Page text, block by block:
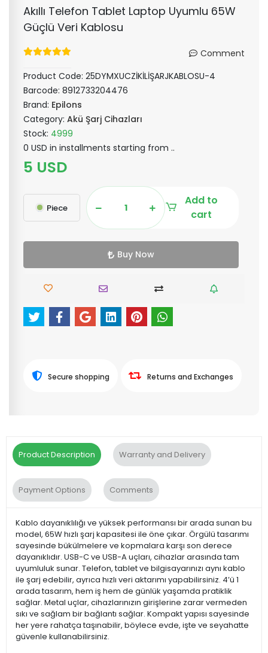
Akıllı Telefon Tablet Laptop Uyumlu 65W
Güçlü Veri Kablosu
Comment
Product Code: 25DYMXUCZİKİLİŞARJKABLOSU-4
Barcode: 8912733204476
Brand: Epilons
Category: Akü Şarj Cihazları
Stock: 4999
0 USD in installments starting from ..
5 USD
Piece
Add to
cart
Buy Now
Secure shopping Returns and Exchanges
Product Description Warranty and Delivery
Payment Options Comments
Kablo dayanıklılığı ve yüksek performansı bir arada sunan bu
model, 65W hızlı şarj kapasitesi ile öne çıkar. Örgülü tasarımı
sayesinde bükülmelere ve kopmalara karşı son derece
dayanıklıdır. USB-C ve USB-A uçları, cihazlar arasında tam
uyumluluk sunar. Telefon, tablet ve bilgisayarınızı aynı kablo
ile şarj edebilir, ayrıca hızlı veri aktarımı yapabilirsiniz. 4’ü 1
arada tasarım, hem iş hem de günlük yaşamda pratiklik
sağlar. Metal uçlar, cihazlarınızın girişlerine zarar vermeden
sıkı ve sağlam bir bağlantı sağlar. Kompakt yapısı sayesinde
her yere rahatça taşınabilir, böylece evde, işte ve seyahatte
güvenle kullanabilirsiniz.